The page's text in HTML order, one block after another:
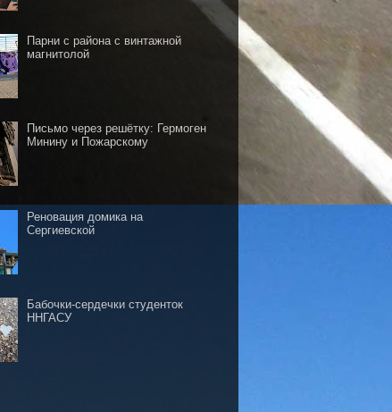
Парни с района с винтажной
магнитолой
Письмо через решётку: Гермоген
Минину и Пожарскому
Реновация домика на
Сергиевской
Бабочки-сердечки студенток
ННГАСУ